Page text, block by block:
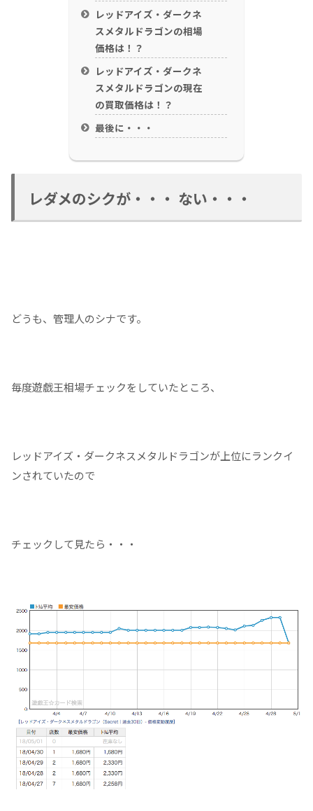
レッドアイズ・ダークネ
スメタルドラゴンの相場
価格は！？
レッドアイズ・ダークネ
スメタルドラゴンの現在
の買取価格は！？
最後に・・・
レダメのシクが・・・ ない・・・
どうも、管理人のシナです。
毎度遊戯王相場チェックをしていたところ、
レッドアイズ・ダークネスメタルドラゴンが上位にランクイ
ンされていたので
チェックして見たら・・・